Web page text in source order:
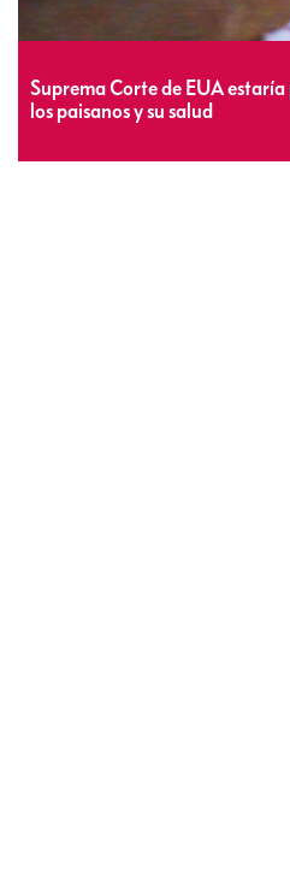
Suprema Corte de EUA
los paisanos y su salud